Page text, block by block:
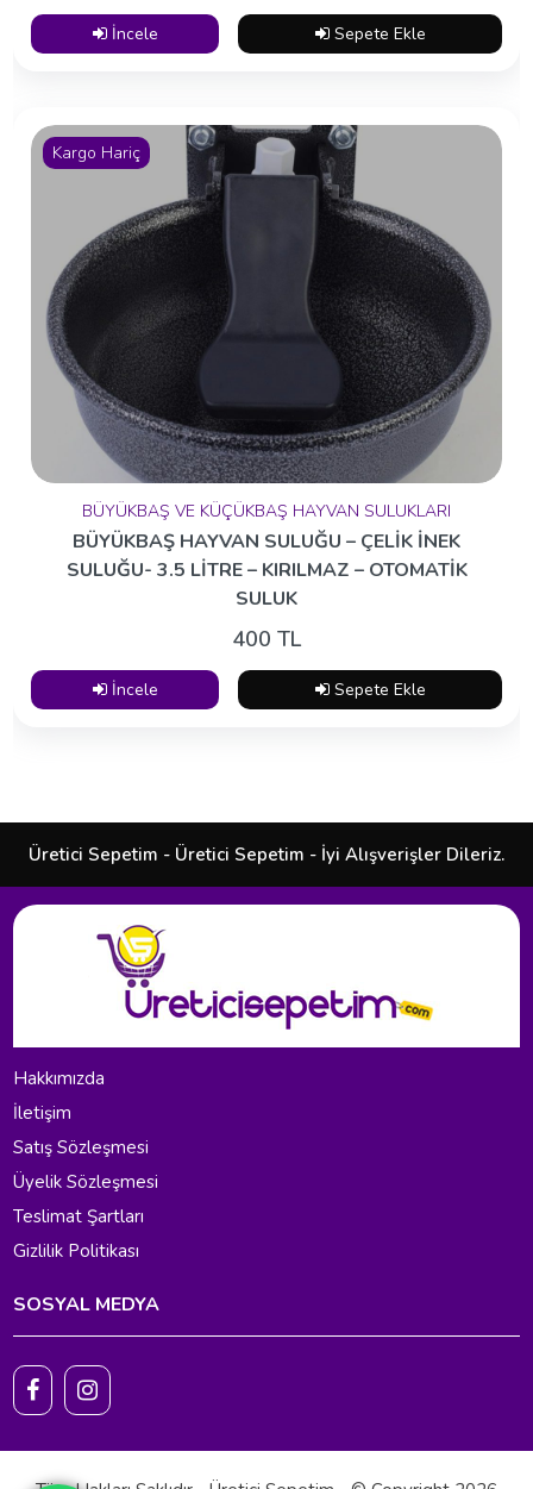
İncele Sepete Ekle
Kargo Hariç
BÜYÜKBAŞ VE KÜÇÜKBAŞ HAYVAN SULUKLARI
BÜYÜKBAŞ HAYVAN SULUĞU – ÇELİK İNEK
SULUĞU- 3.5 LİTRE – KIRILMAZ – OTOMATİK
SULUK
400 TL
İncele Sepete Ekle
Üretici Sepetim - Üretici Sepetim - İyi Alışverişler Dileriz.
Hakkımızda
İletişim
Satış Sözleşmesi
Üyelik Sözleşmesi
Teslimat Şartları
Gizlilik Politikası
SOSYAL MEDYA